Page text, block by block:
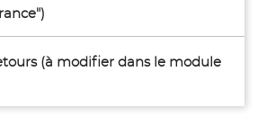
(à modifier dans le module